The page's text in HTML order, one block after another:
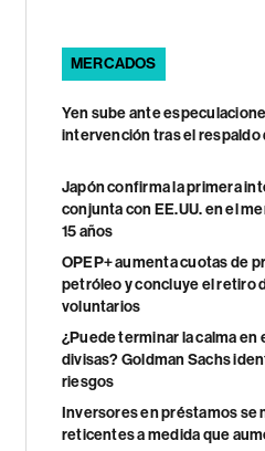
MERCADOS
Yen sube ante
intervención tras el respaldo
Japón confirma la primera
conjunta con EE.UU. en el
15 años
OPEP+ aumenta cuotas de
petróleo y concluye el retiro
voluntarios
¿Puede terminar la calma en
divisas? Goldman Sachs
riesgos
Inversores en préstamos se
reticentes a medida que